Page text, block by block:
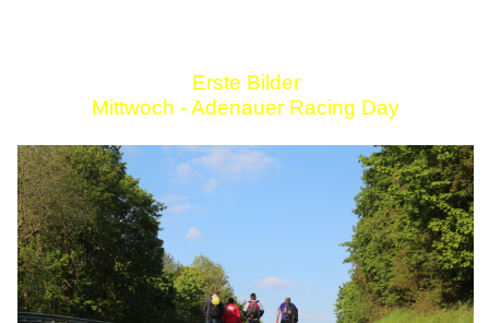
Erste Bilder
Mittwoch - Adenauer Racing Day